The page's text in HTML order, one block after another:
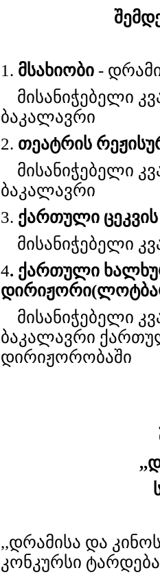
1. მსახიობი -
მისანიჭებელი
ბაკალავრი
2. თეატრის
მისანიჭებელი
ბაკალავრი
3. ქართული
მისანიჭებელი
4. ქართული
დირიჟორი
მისანიჭებელი
ბაკალავრი
დირიჟორობაში
,,დრამისა და
კონკურსი